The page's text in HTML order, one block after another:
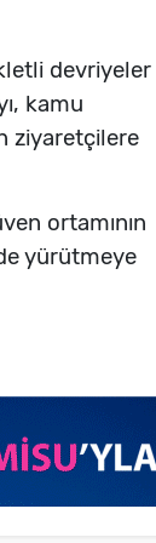
devriyeler
kamu
ziyaretçilere
ortamının
yürütmeye